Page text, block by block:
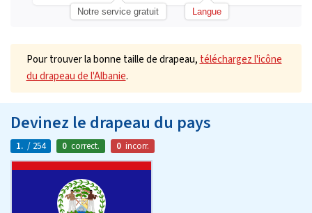
Notre service gratuit Langue
Pour trouver la bonne taille de drapeau, téléchargez l'icône
du drapeau de l'Albanie.
Devinez le drapeau du pays
1. / 254 0 correct. 0 incorr.